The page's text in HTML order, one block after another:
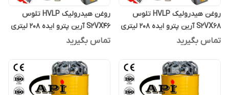
روغن هیدرولیک HVLP تلوس
S2VX68 آرین پترو ایده 208 لیتری
تماس بگیرید
روغن هیدرولیک HVLP تلوس
S2VX46 آرین پترو ایده 208 لیتری
تماس بگیرید